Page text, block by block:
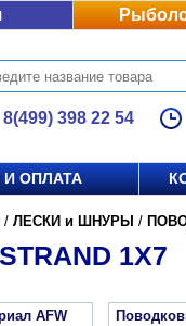
8(499) 398 22 54
ОПЛАТА
/ ЛЕСКИ и ШНУРЫ /
1X7
AFW